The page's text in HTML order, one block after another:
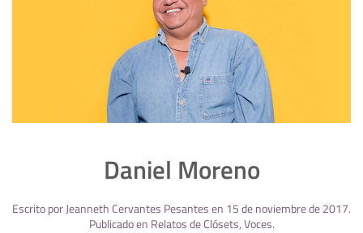
Daniel Moreno
Escrito porJeanneth Cervantes Pesantesen 15 de noviembre de 2017.
Publicado en Relatos de Clósets,Voces.